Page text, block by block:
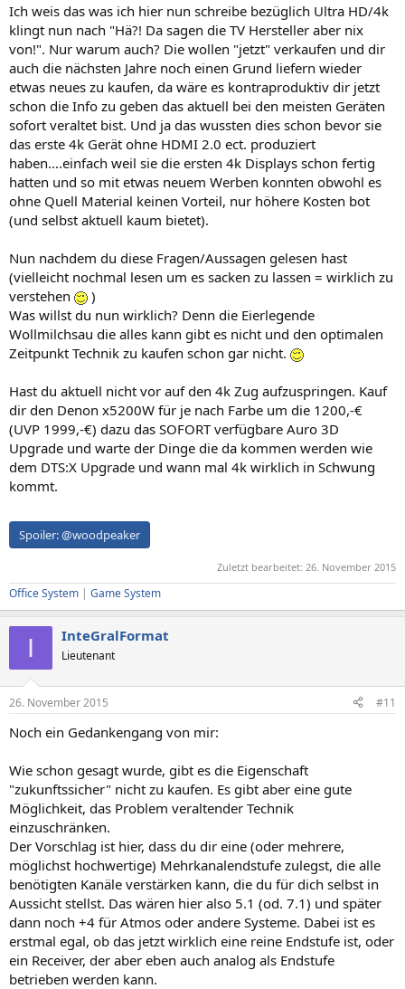
Ich weis das was ich hier nun schreibe bezüglich Ultra HD/4k
klingt nun nach "Hä?! Da sagen die TV Hersteller aber nix
von!". Nur warum auch? Die wollen "jetzt" verkaufen und dir
auch die nächsten Jahre noch einen Grund liefern wieder
etwas neues zu kaufen, da wäre es kontraproduktiv dir jetzt
schon die Info zu geben das aktuell bei den meisten Geräten
sofort veraltet bist. Und ja das wussten dies schon bevor sie
das erste 4k Gerät ohne HDMI 2.0 ect. produziert
haben....einfach weil sie die ersten 4k Displays schon fertig
hatten und so mit etwas neuem Werben konnten obwohl es
ohne Quell Material keinen Vorteil, nur höhere Kosten bot
(und selbst aktuell kaum bietet).
Nun nachdem du diese Fragen/Aussagen gelesen hast
(vielleicht nochmal lesen um es sacken zu lassen = wirklich zu
verstehen
)
Was willst du nun wirklich? Denn die Eierlegende
Wollmilchsau die alles kann gibt es nicht und den optimalen
Zeitpunkt Technik zu kaufen schon gar nicht.
Hast du aktuell nicht vor auf den 4k Zug aufzuspringen. Kauf
dir den Denon x5200W für je nach Farbe um die 1200,-€
(UVP 1999,-€) dazu das SOFORT verfügbare Auro 3D
Upgrade und warte der Dinge die da kommen werden wie
dem DTS:X Upgrade und wann mal 4k wirklich in Schwung
kommt.
Spoiler:@woodpeaker
Zuletzt bearbeitet: 26. November 2015
Office System | Game System
I InteGralFormat
Lieutenant
26. November 2015 #11
Noch ein Gedankengang von mir:
Wie schon gesagt wurde, gibt es die Eigenschaft
"zukunftssicher" nicht zu kaufen. Es gibt aber eine gute
Möglichkeit, das Problem veraltender Technik
einzuschränken.
Der Vorschlag ist hier, dass du dir eine (oder mehrere,
möglichst hochwertige) Mehrkanalendstufe zulegst, die alle
benötigten Kanäle verstärken kann, die du für dich selbst in
Aussicht stellst. Das wären hier also 5.1 (od. 7.1) und später
dann noch +4 für Atmos oder andere Systeme. Dabei ist es
erstmal egal, ob das jetzt wirklich eine reine Endstufe ist, oder
ein Receiver, der aber eben auch analog als Endstufe
betrieben werden kann.